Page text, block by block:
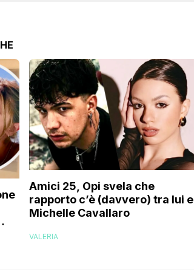
Amici 25, Opi svela che
rapporto c’è (davvero) tra lui e
Michelle Cavallaro
VALERIA